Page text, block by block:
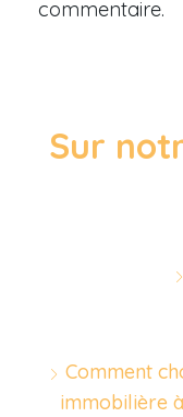
commentaire.
Sur
Comment
immobilière